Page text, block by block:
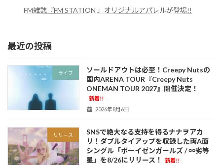
FM雑誌『FM STATION 』オリジナルアパレルが登場!!
最近の投稿
ライブ
ソールドアウトは必至！Creepy Nutsの
国内ARENA TOUR『Creepy Nuts
ONEMAN TOUR 2027』開催決定！
新着!!
2026年8月6日
リリース
SNSで絶大なる支持を得るナナヲアカ
リ！ダブルタイアップを収録した両A面
シングル「ボーイゼンガールズ / ∞劣等
星」を8/26にリリース！
新着!!